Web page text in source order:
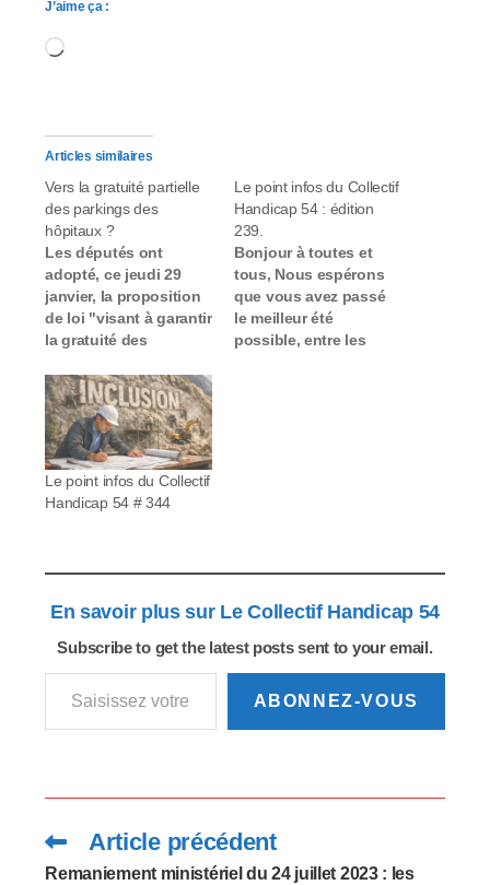
J’aime ça :
Articles similaires
Vers la gratuité partielle
des parkings des
hôpitaux ?
Les députés ont
adopté, ce jeudi 29
janvier, la proposition
de loi "visant à garantir
la gratuité des
publics pour les
patients, les visiteurs
et les personnels sur
leur temps de travail".
Le texte prévoit
notamment une
gratuité de deux
d’avancement
législatif…
Le point infos du Collectif
Handicap 54 : édition
239.
Bonjour à toutes et
tous, Nous espérons
que vous avez passé
le meilleur été
possible, entre les
Certains d'entre
vous…
Le point infos du Collectif
Handicap 54 # 344
En savoir plus sur Le Collectif Handicap 54
Subscribe to get the latest posts sent to your email.
Saisissez votre adresse e-mail…
ABONNEZ-VOUS
Read
more
articles
Article précédent
Remaniement ministériel du 24 juillet 2023 : les